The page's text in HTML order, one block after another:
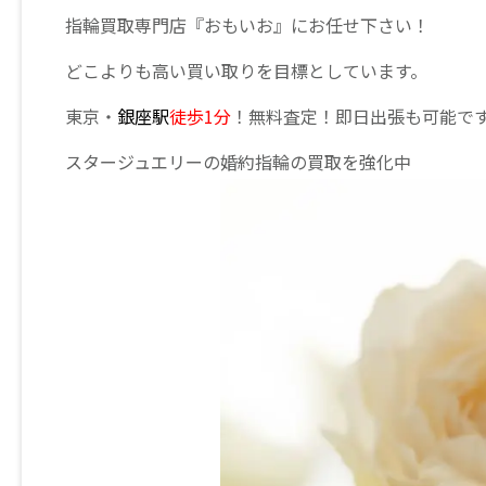
指輪買取専門店『おもいお』にお任せ下さい！
どこよりも高い買い取りを目標としています。
東京・ 銀座駅徒歩1分 ！無料査定！即日出張も可能で
スタージュエリーの婚約指輪の買取を強化中